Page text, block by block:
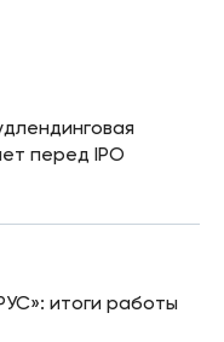
перед IPO
итоги работы